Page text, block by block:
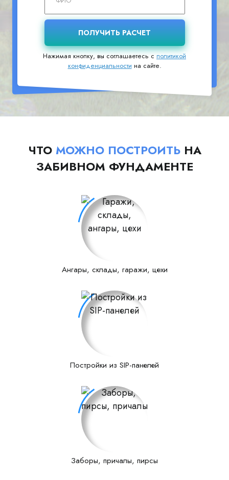
Нажимая кнопку, вы соглашаетесь сполитикой
конфиденциальности на сайте.
ЧТО МОЖНО ПОСТРОИТЬНА
ЗАБИВНОМ ФУНДАМЕНТЕ
Ангары, склады, гаражи, цехи
Постройки из SIP-панелей
Заборы, причалы, пирсы